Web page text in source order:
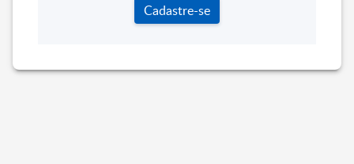
Cadastre-se